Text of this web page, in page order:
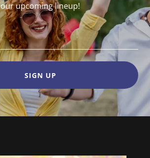
our upcoming lineup!
SIGN UP